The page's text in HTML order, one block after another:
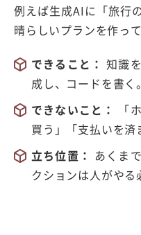
例えば生成AIに「旅行
晴らしいプランを作っ
できること： 知識
成し、コードを書く。
できないこと：
「
買う」「支払いを済
立ち位置： あくま
クションは人がやる